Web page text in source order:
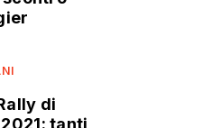
di
tanti